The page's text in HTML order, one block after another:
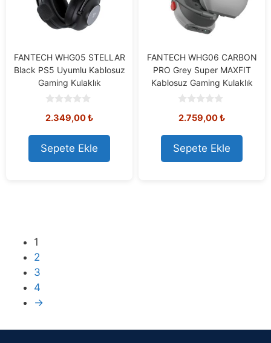
FANTECH WHG05 STELLAR
Black PS5 Uyumlu Kablosuz
Gaming Kulaklık
o
t
o
f
5
2.349,00₺
Sepete Ekle
FANTECH WHG06 CARBON
PRO Grey Super MAXFIT
Kablosuz Gaming Kulaklık
o
t
o
f
5
2.759,00₺
Sepete Ekle
1
2
3
4
→